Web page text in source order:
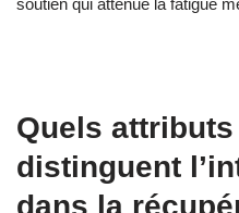
adversaires et la promotion du
ce qui renforce leur
améliore leur image publique.
communication ouverte avec
renforce également la